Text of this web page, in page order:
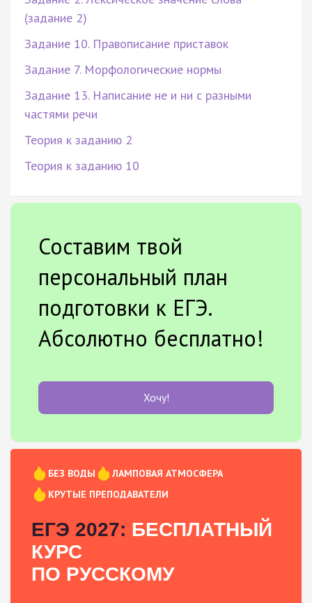
(задание 2)
Задание 10. Правописание приставок
Задание 7. Морфологические нормы
Задание 13. Написание не и ни с разными
частями речи
Теория к заданию 2
Теория к заданию 10
Составим твой
персональный план
подготовки к ЕГЭ.
Абсолютно бесплатно!
Хочу!
БЕЗ ВОДЫ
ЛАМПОВАЯ АТМОСФЕРА
КРУТЫЕ ПРЕПОДАВАТЕЛИ
ЕГЭ 2027: БЕСПЛАТНЫЙ
КУРС
ПО РУССКОМУ